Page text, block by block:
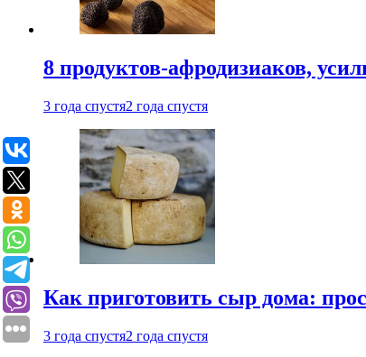
8 продуктов-афродизиаков,
3 года спустя2 года спустя
Как приготовить сыр дома:
3 года спустя2 года спустя